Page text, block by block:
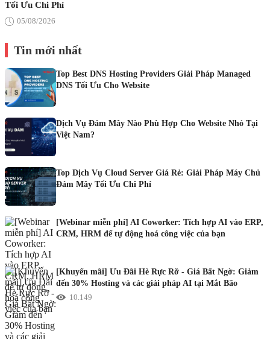
Tối Ưu Chi Phí
05/08/2026
Tin mới nhất
Top Best DNS Hosting Providers Giải Pháp Managed
DNS Tối Ưu Cho Website
Dịch Vụ Đám Mây Nào Phù Hợp Cho Website Nhỏ Tại
Việt Nam?
Top Dịch Vụ Cloud Server Giá Rẻ: Giải Pháp Máy Chủ
Đám Mây Tối Ưu Chi Phí
[Webinar miễn phí] AI Coworker: Tích hợp AI vào ERP,
CRM, HRM để tự động hoá công việc của bạn
[Khuyến mãi] Ưu Đãi Hè Rực Rỡ - Giá Bất Ngờ: Giảm
đến 30% Hosting và các giải pháp AI tại Mắt Bão
10.149